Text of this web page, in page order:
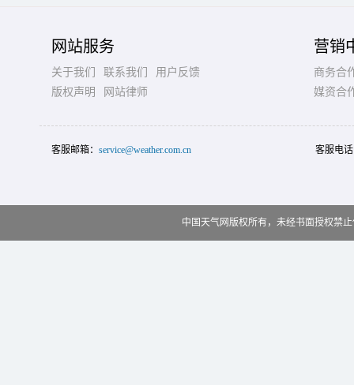
网站服务
关于我们 联系我们
用户反馈
版权声明
网站律师
营销
商务合
媒资合
客服邮箱： service@weather.com.cn 客服电
中国天气网版权所有，未经书面授权